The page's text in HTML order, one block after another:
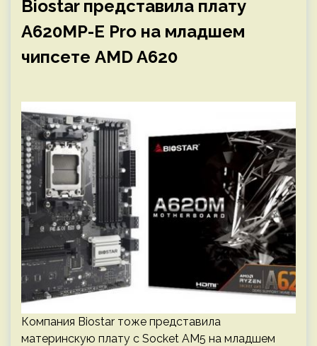
Biostar представила плату
A620MP-E Pro на младшем
чипсете AMD A620
Компания Biostar тоже представила
материнскую плату с Socket AM5 на младшем